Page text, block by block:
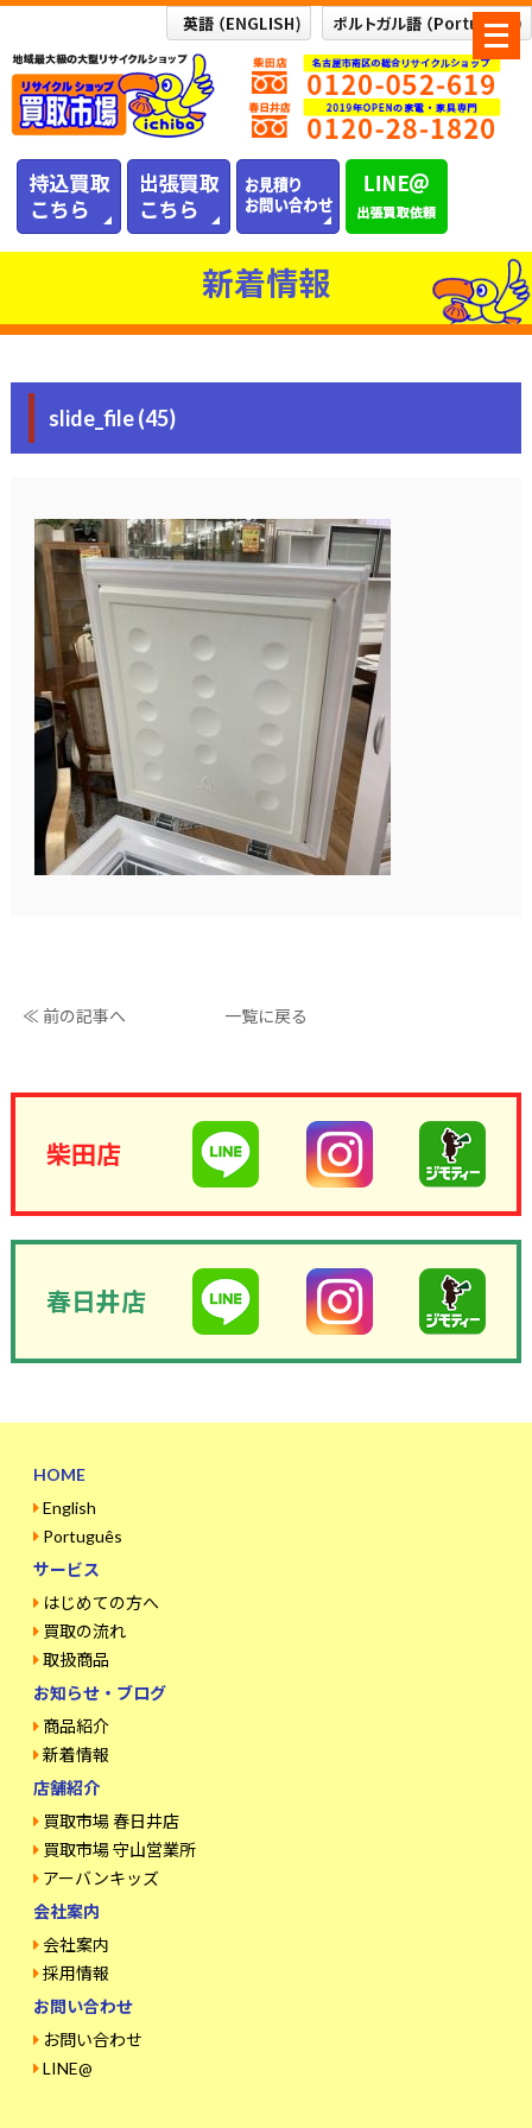
メ
ニ
ュ
ー
新着情報
slide_file (45)
≪ 前の記事へ 一覧に戻る
柴田店
春日井店
HOME
English
Português
サービス
はじめての方へ
買取の流れ
取扱商品
お知らせ・ブログ
商品紹介
新着情報
店舗紹介
買取市場 春日井店
買取市場 守山営業所
アーバンキッズ
会社案内
会社案内
採用情報
お問い合わせ
お問い合わせ
LINE@